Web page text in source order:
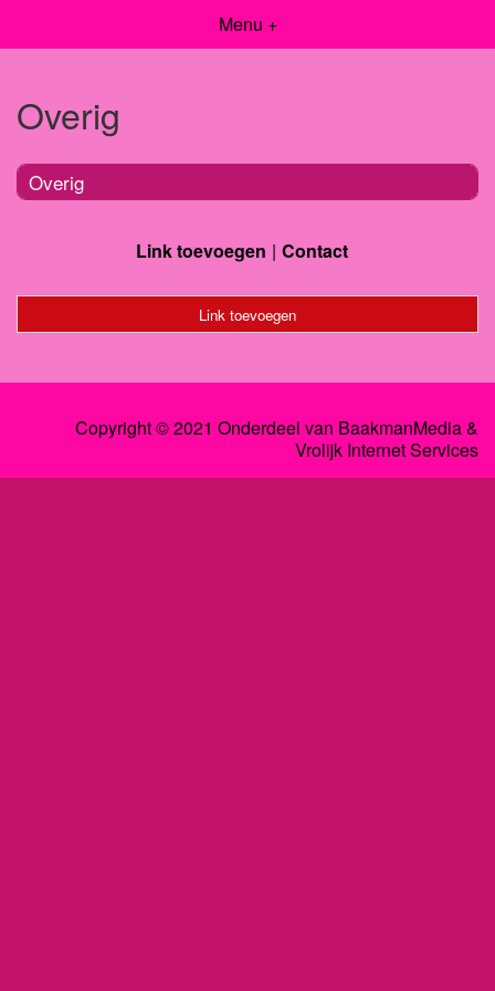
Menu +
Overig
Overig
Link toevoegen Contact
Link toevoegen
Copyright © 2021 Onderdeel van BaakmanMedia&
Vrolijk Internet Services